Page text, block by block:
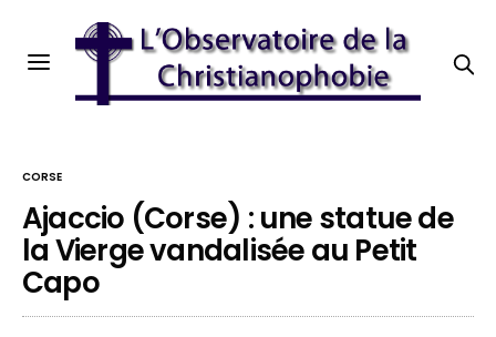
CORSE
Ajaccio (Corse) : une statue de
la Vierge vandalisée au Petit
Capo